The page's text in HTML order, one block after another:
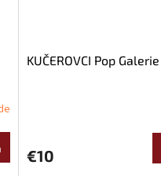
KUČEROVCI Pop
€10